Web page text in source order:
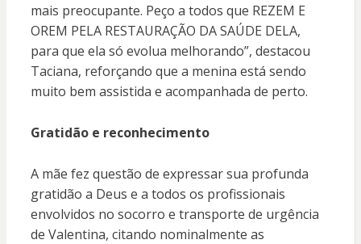
mais preocupante. Peço a todos que REZEM E
OREM PELA RESTAURAÇÃO DA SAÚDE DELA,
para que ela só evolua melhorando”, destacou
Taciana, reforçando que a menina está sendo
muito bem assistida e acompanhada de perto.
Gratidão e reconhecimento
A mãe fez questão de expressar sua profunda
gratidão a Deus e a todos os profissionais
envolvidos no socorro e transporte de urgência
de Valentina, citando nominalmente as